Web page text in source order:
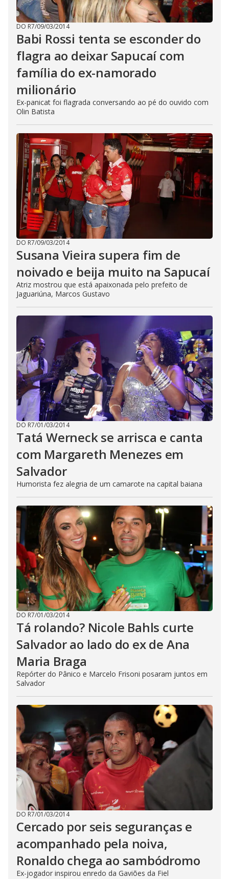
DO R7/09/03/2014
Babi Rossi tenta se esconder do
flagra ao deixar Sapucaí com
família do ex-namorado
milionário
Ex-panicat foi flagrada conversando ao pé do ouvido com
Olin Batista
DO R7/09/03/2014
Susana Vieira supera fim de
noivado e beija muito na Sapucaí
Atriz mostrou que está apaixonada pelo prefeito de
Jaguariúna, Marcos Gustavo
DO R7/01/03/2014
Tatá Werneck se arrisca e canta
com Margareth Menezes em
Salvador
Humorista fez alegria de um camarote na capital baiana
DO R7/01/03/2014
Tá rolando? Nicole Bahls curte
Salvador ao lado do ex de Ana
Maria Braga
Repórter do Pânico e Marcelo Frisoni posaram juntos em
Salvador
DO R7/01/03/2014
Cercado por seis seguranças e
acompanhado pela noiva,
Ronaldo chega ao sambódromo
Ex-jogador inspirou enredo da Gaviões da Fiel